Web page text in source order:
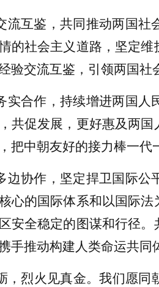
互鉴，共同推动两国社
的社会主义道路，坚定
验交流互鉴，引领两国社
合作，持续增进两国人
共促发展，更好惠及两
把中朝友好的接力棒一代
协作，坚定捍卫国际公
心的国际体系和以国际
安全稳定的图谋和行径
手推动构建人类命运共同
，烈火见真金。我们愿同